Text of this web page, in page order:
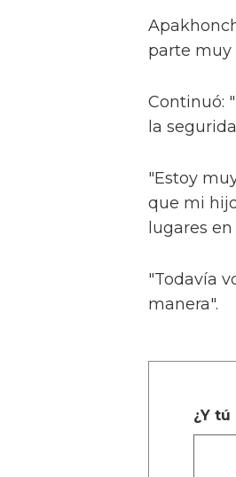
parte muy
Continuó:
la
"Estoy
que mi
lugares
"Todavía
manera".
¿Y